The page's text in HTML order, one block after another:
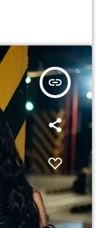
insert_link